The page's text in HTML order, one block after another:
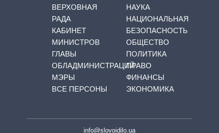
ВЕРХОВНАЯ
РАДА
КАБИНЕТ
МИНИСТРОВ
ГЛАВЫ
ОБЛАДМИНИСТРАЦИЙ
МЭРЫ
ВСЕ ПЕРСОНЫ
НАУКА
НАЦИОНАЛЬНАЯ
БЕЗОПАСНОСТЬ
ОБЩЕСТВО
ПОЛИТИКА
ПРАВО
ФИНАНСЫ
ЭКОНОМИКА
info@slovoidilo.ua